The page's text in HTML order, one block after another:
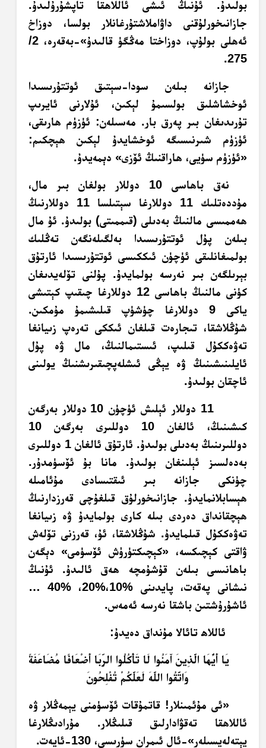
بولىدۇ. ئۇنىڭ ئىشى ئاللاھقا تاپشۇرۇلىدۇ.
جازانىخورلۇقنى داۋاملاشتۇرغانلار بولسا، دوزاخ
ئەھلى بولۇپ، دوزاختا مەڭگۈ قالىدۇ»-بەقەرە، 2/
275.
جازانە بىلەن سودا-سېتىق ئوتتۇرىسىدا
ئوخشاشلىق بولسىمۇ لېكىن، ئۇلارنى ئايرىپ
تۇرىدىغان بىر پەرق بار. مەسىلەن: ئۈزۈم ھارىقى،
ئۈزۈم شىرنىسىگە ئوخشايدۇ لېكىن ھېچكىم:
«ئۈزۈم سۈيى، ھاراقنىڭ ئۆزى» دېمەيدۇ.
نەق باھاسى 10 دوللار بولغان بىر مال،
مۇددەتلىك 11 دوللارغا سېتىلسا 11 دوللارنىڭ
ھەممىسى مالنىڭ بەدىلى (قىممىتى) بولىدۇ. ئۇ مال
بىلەن پۇل ئوتتۇرىسىدا بەلگىلەنگەن تەڭلىك
بولمىغانلىقى ئۈچۈن ئىككىسى ئوتتۇرىسىدا ئارتۇق
بېرىلگەن بىر نەرسە بولمايدۇ. پۇلنى تۆلەيدىغان
كۈنى مالنىڭ باھاسى 12 دوللارغا چىقىپ كېتىشى
ياكى 9 دوللارغا چۈشۈپ قىلىشىمۇ مۇمكىن.
شۇڭلاشقا، تىجارەت قىلغان ئىككى تەرەپ زىيانغا
تەۋەككۇل قىلىپ، ئىستىمالنىڭ، مال ۋە پۇل
ئايلىنىشىنىڭ ۋە يېڭى ئىشلەپچىقىرىشنىڭ يولىنى
ئاچقان بولىدۇ.
11 دوللار ئېلىش ئۈچۈن 10 دوللار بەرگەن
كىشىنىڭ، ئالغان 10 دوللىرى بەرگەن 10
دوللىرىنىڭ بەدىلى بولىدۇ. ئارتۇق ئالغان 1 دوللىرى
بەدەلسىز ئېلىنغان بولىدۇ. مانا بۇ ئۆسۈمدۇر.
چۈنكى جازانە بىر ئىقتىسادى مۇئامىلە
ھېسابلانمايدۇ. جازانىخورلۇق قىلغۇچى قەرزدارنىڭ
ھېچقانداق دەردى بىلە كارى بولمايدۇ ۋە زىيانغا
تەۋەككۇل قىلمايدۇ. شۇڭلاشقا، ئۇ، قەرزنى تۆلەش
ۋاقتى كېچىكسە، «كېچىكتۈرۈش ئۆسۈمى» دېگەن
باھانىسى بىلەن قۇشۇمچە ھەق ئالىدۇ. ئۇنىڭ
نىشانى پەقەت، پايدىنى %10،%20، %40 …
ئاشۇرۇشتىن باشقا نەرسە ئەمەس.
ئاللاھ تائالا مۇنداق دەيدۇ:
يَا أَيُّهَا الَّذِينَ آَمَنُوا لَا تَأْكُلُوا الرِّبَا أَضْعَافًا مُضَاعَفَةً
وَاتَّقُوا اللَّهَ لَعَلَّكُمْ تُفْلِحُونَ
«ئى مۇئمىنلار! قاتمۇقات ئۆسۈمنى يېمەڭلار ۋە
ئاللاھقا تەقۋادارلىق قىلىڭلار. مۇرادىڭلارغا
يېتەلەيسىلەر»-ئال ئىمران سۈرىسى، 130-ئايەت.